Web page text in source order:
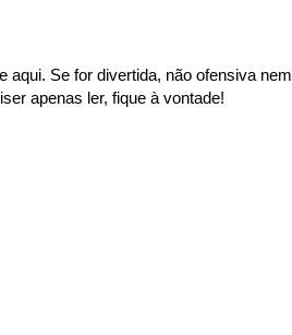
aqui. Se for divertida, não ofensiva nem
apenas ler, fique à vontade!